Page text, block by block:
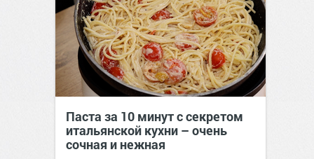
Паста за 10 минут с секретом
итальянской кухни – очень
сочная и нежная